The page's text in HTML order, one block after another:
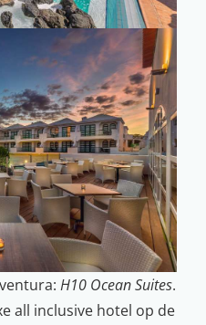
H10 Ocean Suites.
all inclusive hotel op de